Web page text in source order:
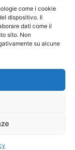
come i cookie
dispositivo. Il
dati come il
sito. Non
su alcune
Montessori e